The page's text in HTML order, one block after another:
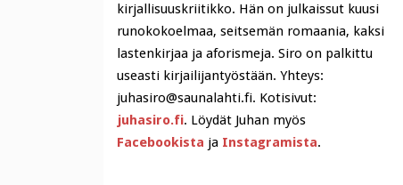
kirjallisuuskriitikko. Hän on julkaissut kuusi
runokokoelmaa, seitsemän romaania, kaksi
lastenkirjaa ja aforismeja. Siro on palkittu
useasti kirjailijantyöstään. Yhteys:
juhasiro@saunalahti.fi. Kotisivut:
juhasiro.fi. Löydät Juhan myös
Facebookista ja Instagramista.